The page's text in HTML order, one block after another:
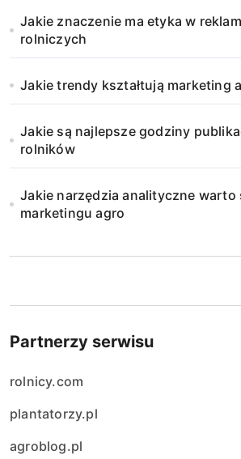
Jakie znaczenie ma etyka w
rolniczych
Jakie trendy kształtują marketing
Jakie są najlepsze godziny
rolników
Jakie narzędzia analityczne
marketingu agro
Partnerzy serwisu
rolnicy.com
plantatorzy.pl
agroblog.pl